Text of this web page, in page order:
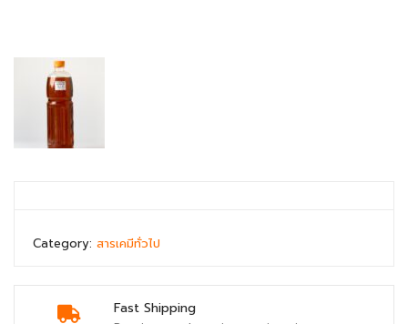
Fast Shipping
Category: สารเคมีทั่วไป